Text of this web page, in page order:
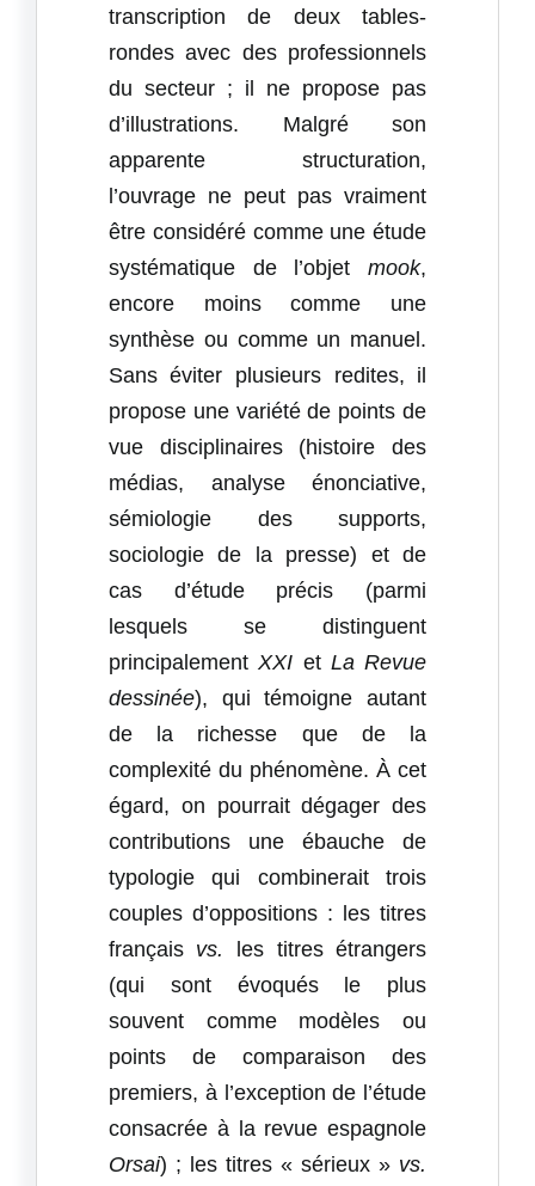
transcription de deux tables-
rondes avec des professionnels
du secteur ; il ne propose pas
d’illustrations. Malgré son
apparente structuration,
l’ouvrage ne peut pas vraiment
être considéré comme une étude
systématique de l’objetmook,
encore moins comme une
synthèse ou comme un manuel.
Sans éviter plusieurs redites, il
propose une variété de points de
vue disciplinaires (histoire des
médias, analyse énonciative,
sémiologie des supports,
sociologie de la presse) et de
cas d’étude précis (parmi
lesquels se distinguent
principalementXXI et La Revue
dessinée), qui témoigne autant
de la richesse que de la
complexité du phénomène. À cet
égard, on pourrait dégager des
contributions une ébauche de
typologie qui combinerait trois
couples d’oppositions : les titres
français vs.
les titres étrangers
(qui sont évoqués le plus
souvent comme modèles ou
points de comparaison des
premiers, à l’exception de l’étude
consacrée à la revue espagnole
Orsai) ; les titres « sérieux » vs.